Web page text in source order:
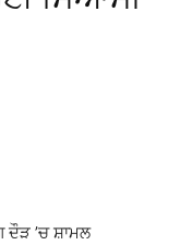
ਦੌੜ ’ਚ ਸ਼ਾਮਲ